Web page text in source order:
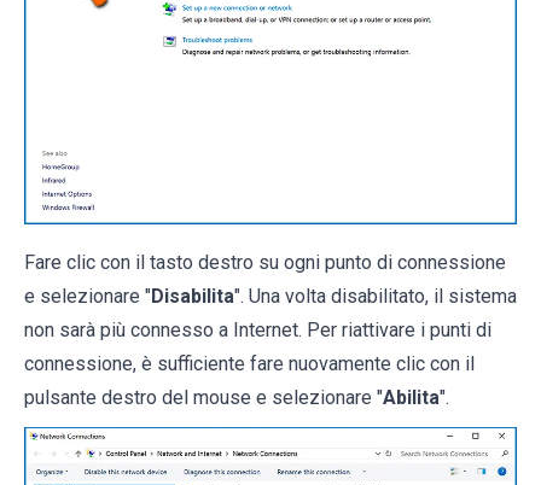
Fare clic con il tasto destro su ogni punto di connessione
e selezionare "Disabilita". Una volta disabilitato, il sistema
non sarà più connesso a Internet. Per riattivare i punti di
connessione, è sufficiente fare nuovamente clic con il
pulsante destro del mouse e selezionare "Abilita".